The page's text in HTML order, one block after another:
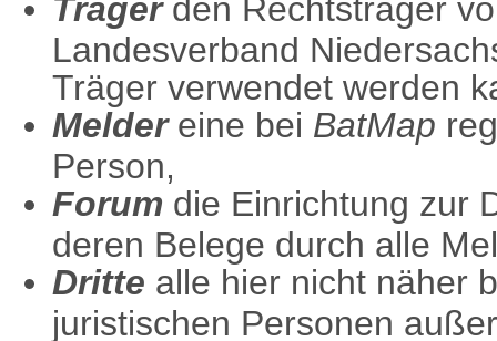
Trägerden Rechtsträger
Landesverband
Träger verwendet werden
Meldereine bei BatMap
Person,
Forum die Einrichtung zur
deren Belege durch alle
Dritte alle hier nicht näher
juristischen Personen